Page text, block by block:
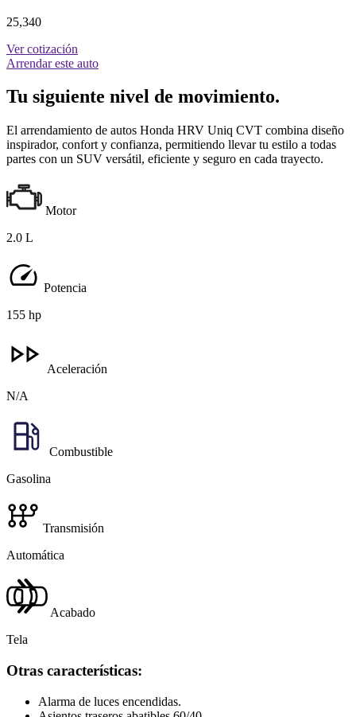
25,340
Ver cotización
Arrendar este auto
Tu siguiente nivel de movimiento.
El arrendamiento de autos Honda HRV Uniq CVT combina diseño
inspirador, confort y confianza, permitiendo llevar tu estilo a todas
partes con un SUV versátil, eficiente y seguro en cada trayecto.
Motor
2.0 L
Potencia
155 hp
Aceleración
N/A
Combustible
Gasolina
Transmisión
Automática
Acabado
Tela
Otras características:
Alarma de luces encendidas.